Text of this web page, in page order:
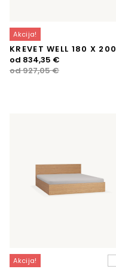
Akcija!
KREVET WELL 180 X 200
od927,05€
Izvorna
cijena
od 834,35 €
Trenutna
cijena
Akcija!